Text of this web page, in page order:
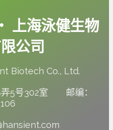
上海泳健生物
公司
Biotech Co., Ltd.
弄5号302室 邮编：